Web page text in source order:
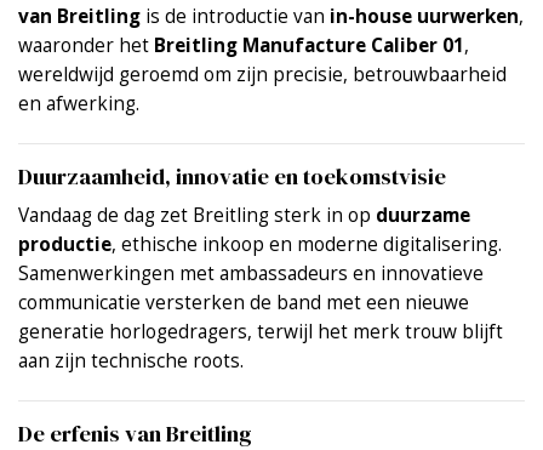
van Breitling is de introductie van in-house uurwerken,
waaronder het Breitling Manufacture Caliber 01,
wereldwijd geroemd om zijn precisie, betrouwbaarheid
en afwerking.
Duurzaamheid, innovatie en toekomstvisie
Vandaag de dag zet Breitling sterk in op duurzame
productie, ethische inkoop en moderne digitalisering.
Samenwerkingen met ambassadeurs en innovatieve
communicatie versterken de band met een nieuwe
generatie horlogedragers, terwijl het merk trouw blijft
aan zijn technische roots.
De erfenis van Breitling